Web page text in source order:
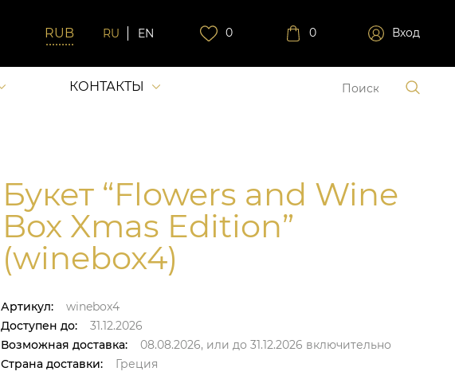
RU EN 0 0 Вход
КОНТАКТЫ
Букет “Flowers and Wine
Box Xmas Edition”
(winebox4)
Артикул:
winebox4
Доступен до:
31.12.2026
Возможная доставка:
08.08.2026, или до 31.12.2026 включительно
Страна доставки:
Греция